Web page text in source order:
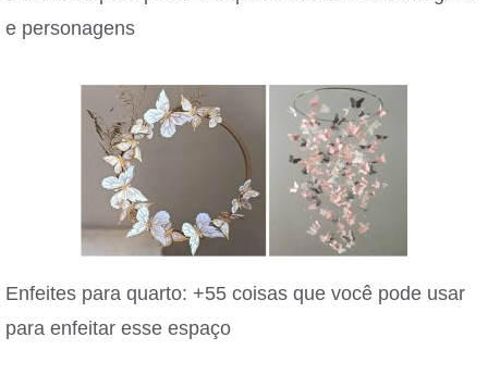
e personagens
Enfeites para quarto: +55 coisas que você pode usar
para enfeitar esse espaço